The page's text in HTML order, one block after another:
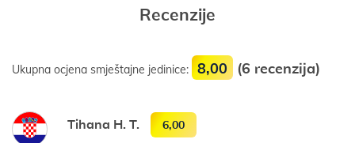
Recenzije
Ukupna ocjena smještajne jedinice: 8,00 (6 recenzija)
Tihana H. T.
6,00